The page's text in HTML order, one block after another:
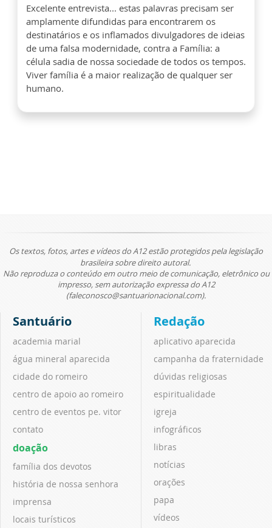
Excelente entrevista... estas palavras precisam ser
amplamente difundidas para encontrarem os
destinatários e os inflamados divulgadores de ideias
de uma falsa modernidade, contra a Família: a
célula sadia de nossa sociedade de todos os tempos.
Viver família é a maior realização de qualquer ser
humano.
Os textos, fotos, artes e vídeos do A12 estão protegidos pela legislação
brasileira sobre direito autoral.
Não reproduza o conteúdo em outro meio de comunicação, eletrônico ou
impresso, sem autorização expressa do A12
(faleconosco@santuarionacional.com).
Santuário
academia marial
água mineral aparecida
cidade do romeiro
centro de apoio ao romeiro
centro de eventos pe. vitor
contato
doação
família dos devotos
história de nossa senhora
imprensa
locais turísticos
Redação
aplicativo aparecida
campanha da fraternidade
dúvidas religiosas
espiritualidade
igreja
infográficos
libras
notícias
orações
papa
vídeos